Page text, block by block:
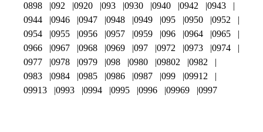
0898
092 0920 093 0930 0940 0942
0943
0944
0946 0947 0948 0949 095 0950
0952
0954
0955 0956 0957 0959 096 0964
0965
0966
0967 0968 0969 097 0972 0973
0974
0977
0978 0979 098 0980 09802
0982
0983
0984 0985 0986 0987 099
09912
09913
0993 0994 0995 0996 09969 0997